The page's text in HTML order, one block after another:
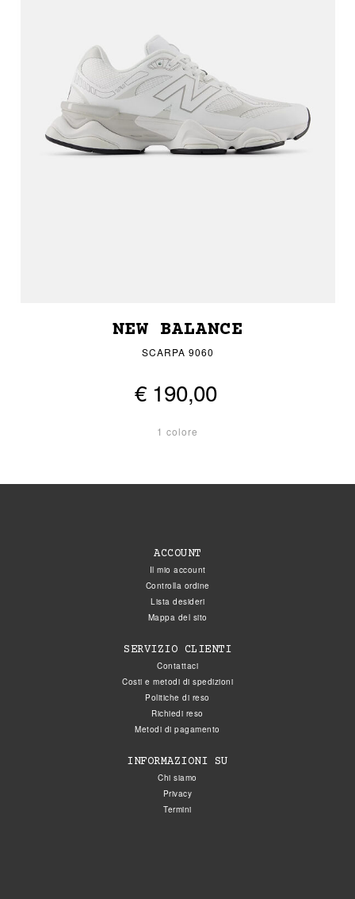
NEW BALANCE
SCARPA 9060
€ 190,00
1 colore
ACCOUNT
Il mio account
Controlla ordine
Lista desideri
Mappa del sito
SERVIZIO CLIENTI
Contattaci
Costi e metodi di spedizioni
Politiche di reso
Richiedi reso
Metodi di pagamento
INFORMAZIONI SU
Chi siamo
Privacy
Termini